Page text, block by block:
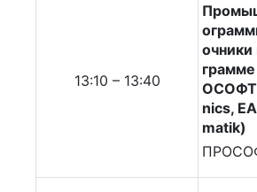
13:10 – 13:40
очники
ОСОФТ
nics,
matik)